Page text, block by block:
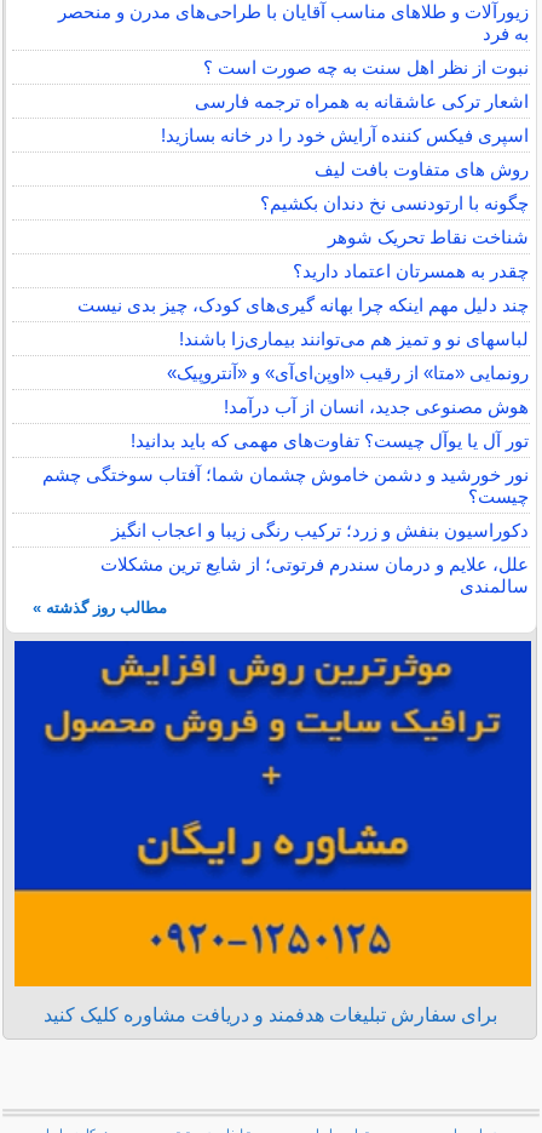
زیورآلات و طلاهای مناسب آقایان با طراحی‌های مدرن و منحصر
به فرد
نبوت از نظر اهل سنت به چه صورت است ؟
اشعار ترکی عاشقانه به همراه ترجمه فارسی
اسپری فیکس کننده آرایش خود را در خانه بسازید!
روش های متفاوت بافت لیف
چگونه با ارتودنسی نخ دندان بکشیم؟
شناخت نقاط تحریک شوهر
چقدر به همسرتان اعتماد دارید؟
چند دلیل مهم اینکه چرا بهانه گیری‌های کودک، چیز بدی نیست
لباس‎های نو و تمیز هم می‌توانند بیماری‌زا باشند!
رونمایی «متا» از رقیب «اوپن‌ای‌آی» و «آنتروپیک»
هوش مصنوعی جدید، انسان از آب درآمد!
تور آل یا یوآل چیست؟ تفاوت‌های مهمی که باید بدانید!
نور خورشید و دشمن خاموش چشمان شما؛ آفتاب سوختگی چشم
چیست؟
دکوراسیون بنفش و زرد؛ ترکیب رنگی زیبا و اعجاب انگیز
علل، علایم و درمان سندرم فرتوتی؛ از شایع ترین مشکلات
سالمندی
مطالب روز گذشته »
برای سفارش تبلیغات هدفمند و دریافت مشاوره کلیک کنید